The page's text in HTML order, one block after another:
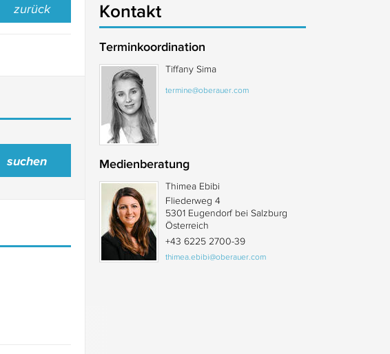
zurück Kontakt
Terminkoordination
Tiffany Sima
termine@oberauer.com
Medienberatung
Thimea Ebibi
Fliederweg 4
5301 Eugendorf bei Salzburg
Österreich
+43 6225 2700-39
thimea.ebibi@oberauer.com